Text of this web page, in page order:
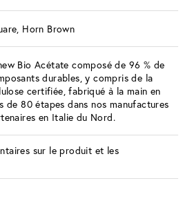
Horn Brown
Bio Acétate composé de 96 % de
durables, y compris de la
certifiée, fabriqué à la main en
de 80 étapes dans nos manufactures
en Italie du Nord.
sur le produit et les